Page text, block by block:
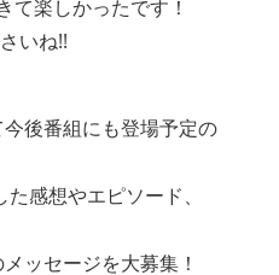
て楽しかったです！
いね!!
後番組にも登場予定の
感想やエピソード、
ッセージを大募集！